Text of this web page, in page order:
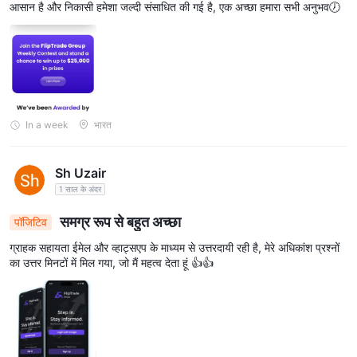
आसान है और निकासी हमेशा जल्दी संसाधित की गई है, एक अच्छा हमारा सभी अनुभव🕖
In a week भारत
Sh Uzair
1 साल के अंदर
पॉजिटिव समग्र रूप से बहुत अच्छा
ग्राहक सहायता ईमेल और व्हाट्सएप के माध्यम से उत्तरदायी रही है, मेरे अधिकांश प्रश्नों
का उत्तर मिनटों में मिल गया, जो मैं महत्व देता हूं 👍👍